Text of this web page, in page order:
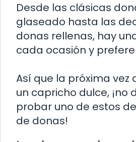
Desde las clásicas
glaseado hasta las
donas rellenas, hay
cada ocasión y
Así que la próxima vez
un capricho dulce, ¡no
probar uno de estos
de donas!